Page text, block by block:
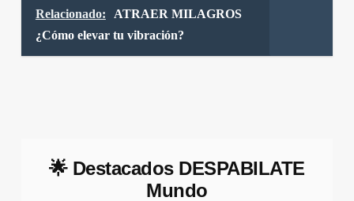
Relacionado:
ATRAER MILAGROS
¿Cómo elevar tu vibración?
🌟 Destacados DESPABILATE
Mundo